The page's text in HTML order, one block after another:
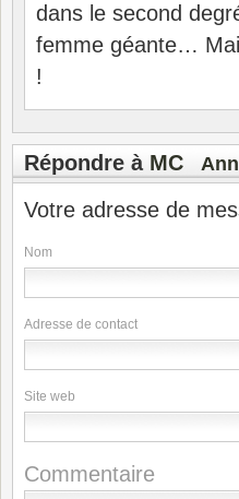
dans le second
femme géante…
!
Répondre à MC
Votre adresse de
Nom
Adresse de contact
Site web
Commentaire